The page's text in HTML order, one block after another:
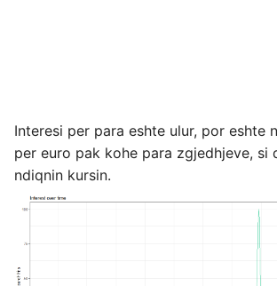
Interesi per para eshte ulur, por eshte
per euro pak kohe para zgjedhjeve, si
ndiqnin kursin.